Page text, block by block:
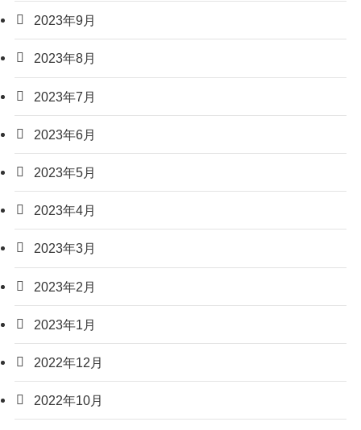
2023年9月
2023年8月
2023年7月
2023年6月
2023年5月
2023年4月
2023年3月
2023年2月
2023年1月
2022年12月
2022年10月